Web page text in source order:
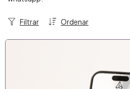
Ordenar
Filtrar